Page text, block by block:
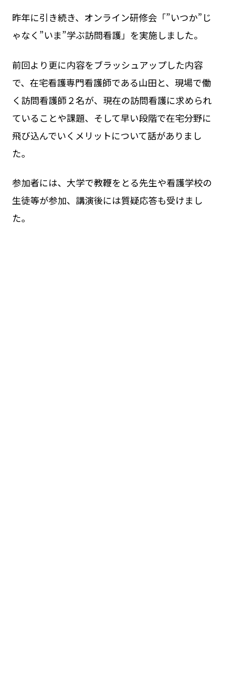
昨年に引き続き、オンライン研修会「”いつか”じ
ゃなく”いま”学ぶ訪問看護」を実施しました。
前回より更に内容をブラッシュアップした内容
で、在宅看護専門看護師である山田と、現場で働
く訪問看護師２名が、現在の訪問看護に求められ
ていることや課題、そして早い段階で在宅分野に
飛び込んでいくメリットについて話がありまし
た。
参加者には、大学で教鞭をとる先生や看護学校の
生徒等が参加、講演後には質疑応答も受けまし
た。